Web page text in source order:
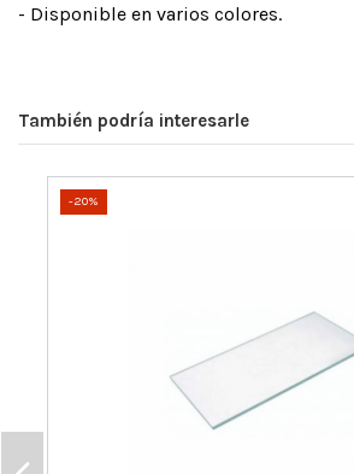
- Disponible en varios colores.
También podría interesarle
-20%